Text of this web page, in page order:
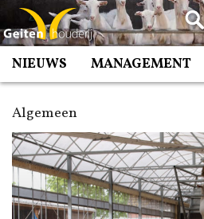
Spring
naar
inhoud
NIEUWS MANAGEMENT
Algemeen